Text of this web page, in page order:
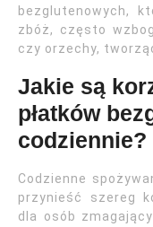
bezglutenowych,
zbóż, często
czy orzechy,
Jakie są
płatków
codziennie?
Codzienne
przynieść szereg
dla osób